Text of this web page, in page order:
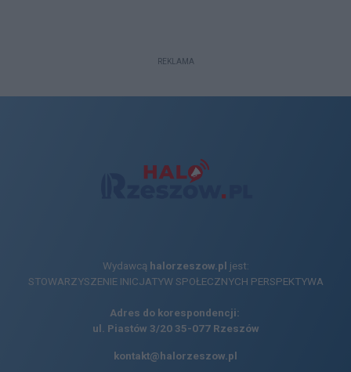
REKLAMA
Wydawcą halorzeszow.pl jest:
STOWARZYSZENIE INICJATYW SPOŁECZNYCH PERSPEKTYWA
Adres do korespondencji:
ul. Piastów 3/20 35-077 Rzeszów
kontakt@halorzeszow.pl